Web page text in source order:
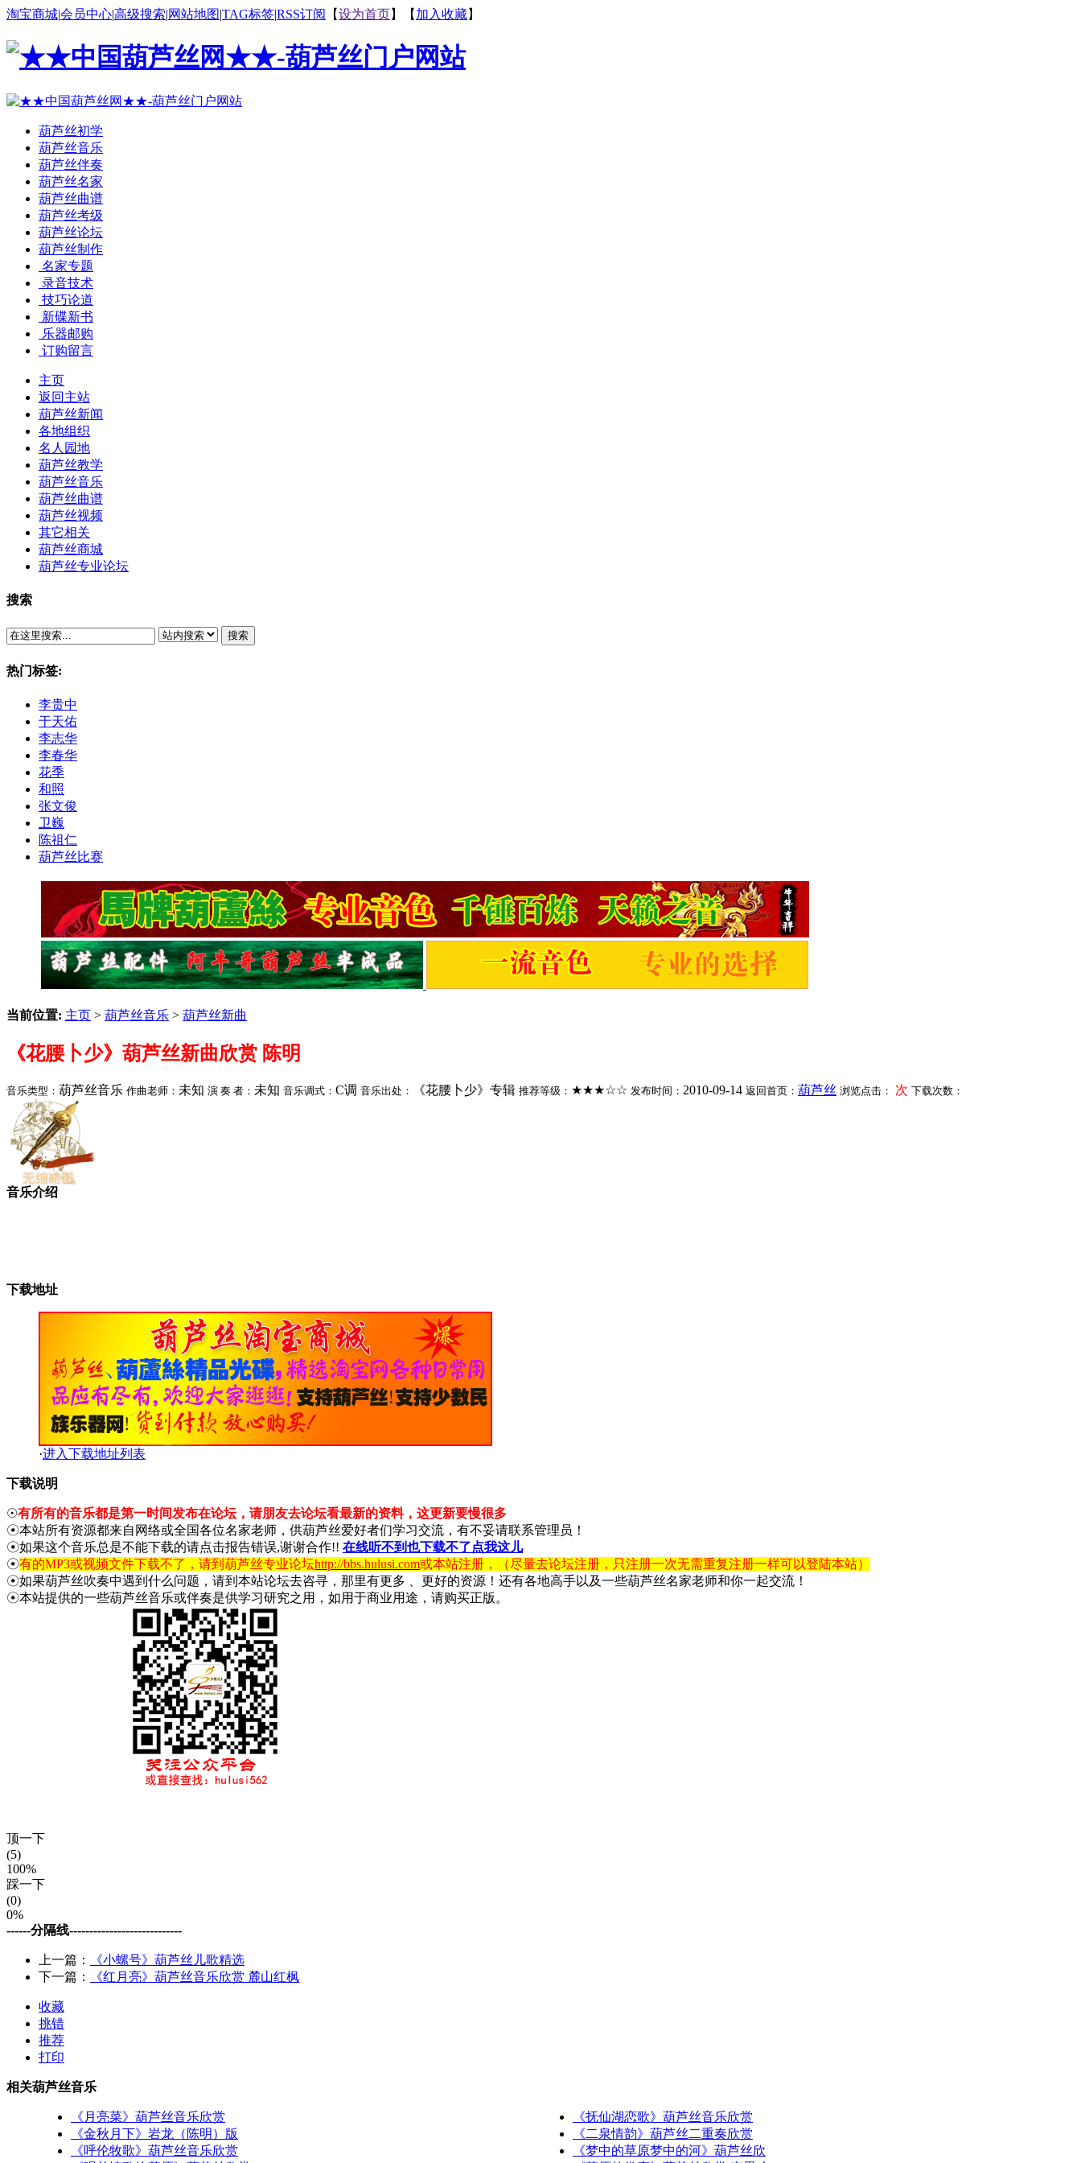
淘宝商城|会员中心|高级搜索|网站地图|TAG标签|RSS订阅 【设为首页】【 加入收藏】
葫芦丝初学
葫芦丝音乐
葫芦丝伴奏
葫芦丝名家
葫芦丝曲谱
葫芦丝考级
葫芦丝论坛
葫芦丝制作
名家专题
录音技术
技巧论道
新碟新书
乐器邮购
订购留言
主页
返回主站
葫芦丝新闻
各地组织
名人园地
葫芦丝教学
葫芦丝音乐
葫芦丝曲谱
葫芦丝视频
其它相关
葫芦丝商城
葫芦丝专业论坛
搜索
搜索
热门标签:
李贵中
于天佑
李志华
李春华
花季
和照
张文俊
卫巍
陈祖仁
葫芦丝比赛
当前位置: 主页 > 葫芦丝音乐 > 葫芦丝新曲
《花腰卜少》葫芦丝新曲欣赏 陈明
音乐类型： 葫芦丝音乐 作曲老师： 未知 演 奏 者： 未知 音乐调式： C调 音乐出处： 《花腰卜少》专辑 推荐等级： ★★★☆☆ 发布时间： 2010-09-14 返回首页： 葫芦丝 浏览点击： 次 下载次数：
音乐介绍
下载地址
·进入下载地址列表
下载说明
☉有所有的音乐都是第一时间发布在论坛，请朋友去论坛看最新的资料，这更新要慢很多
☉本站所有资源都来自网络或全国各位名家老师，供葫芦丝爱好者们学习交流，有不妥请联系管理员！
☉如果这个音乐总是不能下载的请点击报告错误,谢谢合作!! 在线听不到也下载不了点我这儿
☉有的MP3或视频文件下载不了，请到葫芦丝专业论坛http://bbs.hulusi.com或本站注册，（尽量去论坛注册，只注册一次无需重复注册一样可以登陆本站）
☉如果葫芦丝吹奏中遇到什么问题，请到本站论坛去咨寻，那里有更多 、更好的资源！还有各地高手以及一些葫芦丝名家老师和你一起交流！
☉本站提供的一些葫芦丝音乐或伴奏是供学习研究之用，如用于商业用途，请购买正版。
顶一下
(5)
100%
踩一下
(0)
0%
------分隔线----------------------------
上一篇：
《小螺号》葫芦丝儿歌精选
下一篇：
《红月亮》葫芦丝音乐欣赏 麓山红枫
收藏
挑错
推荐
打印
相关葫芦丝音乐
《月亮菜》葫芦丝音乐欣赏
《抚仙湖恋歌》葫芦丝音乐欣赏
《金秋月下》岩龙（陈明）版
《二泉情韵》葫芦丝二重奏欣赏
《呼伦牧歌》葫芦丝音乐欣赏
《梦中的草原梦中的河》葫芦丝欣